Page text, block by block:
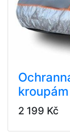
2 199 Kč